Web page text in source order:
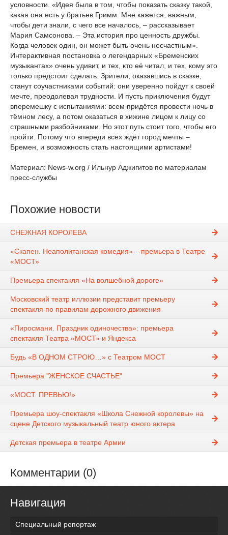
условности. «Идея была в том, чтобы показать сказку такой,
какая она есть у братьев Гримм. Мне кажется, важным,
чтобы дети знали, с чего все началось, – рассказывает
Мария Самсонова. – Эта история про ценность дружбы.
Когда человек один, он может быть очень несчастным».
Интерактивная постановка о легендарных «Бременских
музыкантах» очень удивит, и тех, кто её читал, и тех, кому это
только предстоит сделать. Зрители, оказавшись в сказке,
станут соучастниками событий: они уверенно пойдут к своей
мечте, преодолевая трудности. И пусть приключения будут
вперемешку с испытаниями: всем придётся провести ночь в
тёмном лесу, а потом оказаться в хижине лицом к лицу со
страшными разбойниками. Но этот путь стоит того, чтобы его
пройти. Потому что впереди всех ждёт город мечты –
Бремен, и возможность стать настоящими артистами!
Материал: News-w.org / Ильнур Аджигитов по материалам
пресс-службы
Похожие новости
СНЕЖНАЯ КОРОЛЕВА
«Скапен. Неаполитанская комедия» – премьера в Театре
«МОСТ»
Премьера спектакля «На волшебной дороге»
Московский театр иллюзии представит премьеру
спектакля по правилам дорожного движения
«Пиросмани. Праздник одиночества»: премьера
спектакля Театра «МОСТ» и Яндекса
Будь «В ОДНОМ СТРОЮ…» с Театром МОСТ
Премьера "ЖЕНСКОЕ СЧАСТЬЕ"
«МОСТ. ПРЕВЬЮ!»
Премьера шоу-спектакля «Школа Снежной королевы» на
сцене Детского музыкальный театр юного актера
Детская премьера в театре Армии
Комментарии (0)
Навигация
Специальный репортаж